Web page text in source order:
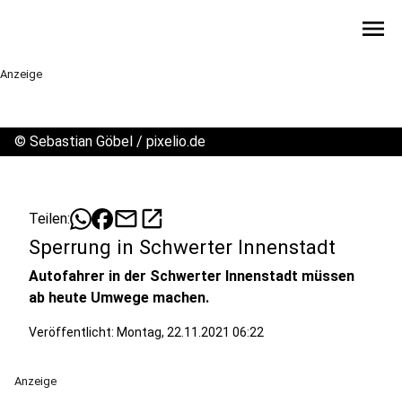
menu
Anzeige
© Sebastian Göbel / pixelio.de
Teilen: mailopen_in_new
Sperrung in Schwerter Innenstadt
Autofahrer in der Schwerter Innenstadt müssen
ab heute Umwege machen.
Veröffentlicht: Montag, 22.11.2021 06:22
Anzeige